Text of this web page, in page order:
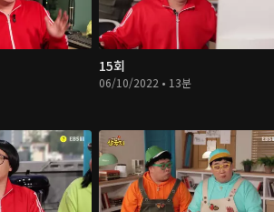
15회
06/10/2022 • 13분